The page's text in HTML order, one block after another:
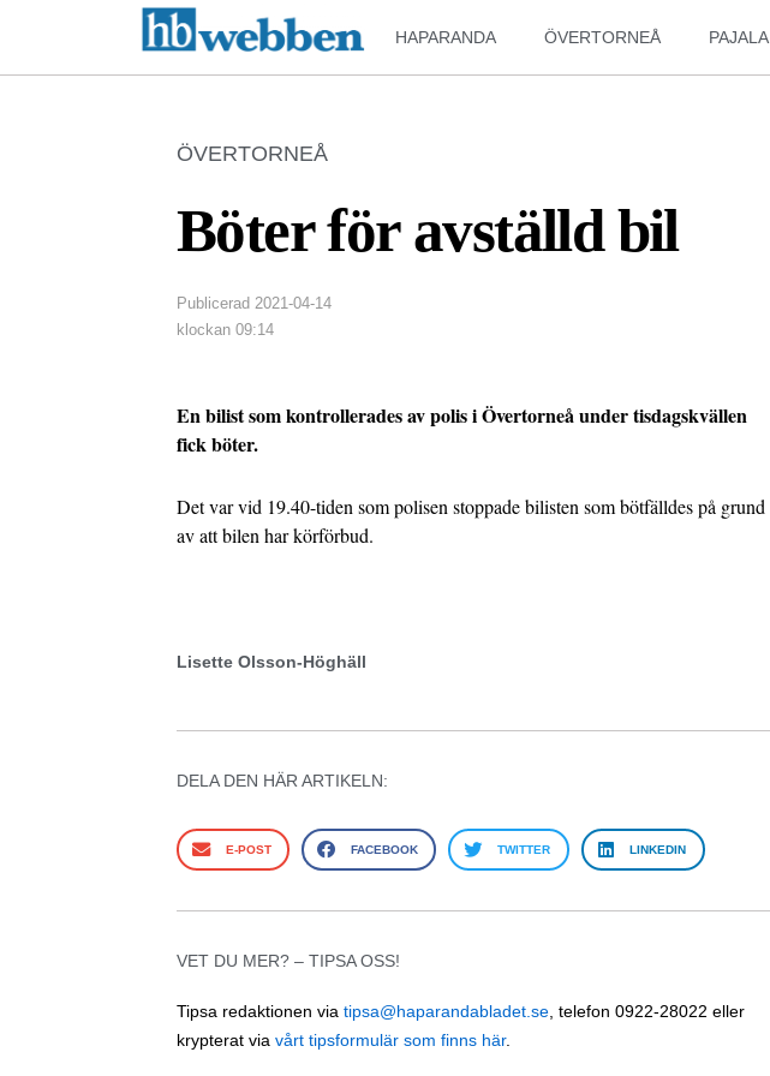
HAPARANDA ÖVERTORNEÅ PAJALA
ÖVERTORNEÅ
Böter för avställd bil
Publicerad 2021-04-14
klockan 09:14
En bilist som kontrollerades av polis i Övertorneå under tisdagskvällen
fick böter.
Det var vid 19.40-tiden som polisen stoppade bilisten som bötfälldes på grund
av att bilen har körförbud.
Lisette Olsson-Höghäll
DELA DEN HÄR ARTIKELN:
E-POST FACEBOOK TWITTER LINKEDIN
VET DU MER? – TIPSA OSS!
Tipsa redaktionen via tipsa@haparandabladet.se, telefon 0922-28022 eller
krypterat via vårt tipsformulär som finns här.